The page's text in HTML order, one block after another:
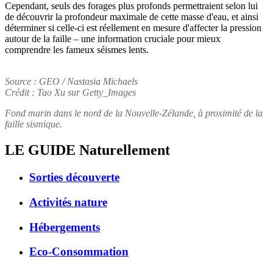
Cependant, seuls des forages plus profonds permettraient selon lui
de découvrir la profondeur maximale de cette masse d'eau, et ainsi
déterminer si celle-ci est réellement en mesure d'affecter la pression
autour de la faille – une information cruciale pour mieux
comprendre les fameux séismes lents.
Source : GEO / Nastasia Michaels
Crédit : Tao Xu sur Getty_Images
Fond marin dans le nord de la Nouvelle-Zélande, à proximité de la
faille sismique.
LE GUIDE Naturellement
Sorties découverte
Activités nature
Hébergements
Eco-Consommation